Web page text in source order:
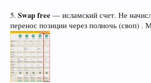
5. Swap free — исламский счет. Не
перенос позиции через полночь (своп) .